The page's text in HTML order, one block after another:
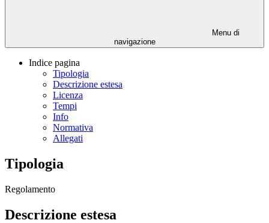
Menu di
navigazione
Indice pagina
Tipologia
Descrizione estesa
Licenza
Tempi
Info
Normativa
Allegati
Tipologia
Regolamento
Descrizione estesa